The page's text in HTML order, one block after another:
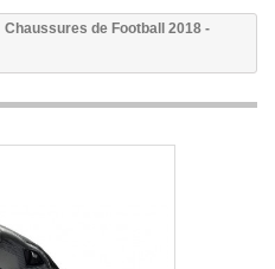
Chaussures de Football 2018 -